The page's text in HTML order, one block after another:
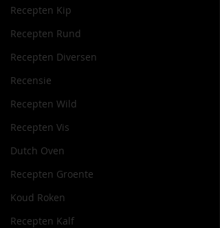
Recepten Kip
Recepten Rund
Recepten Diversen
Recensie
Recepten Wild
Recepten Vis
Dutch Oven
Recepten Groente
Koud Roken
Recepten Kalf